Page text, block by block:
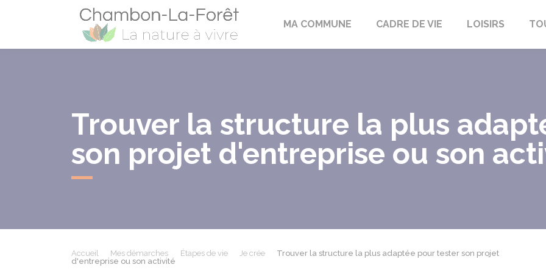
Chambon-la-Fôret
MA COMMUNE CADRE DE VIE LOISIRS
Trouver la structure la plus
son projet d'entreprise ou son
Accueil Mes démarches Étapes de vie Je crée
Trouver la structure la plus adaptée pour tester son projet
d'entreprise ou son activité